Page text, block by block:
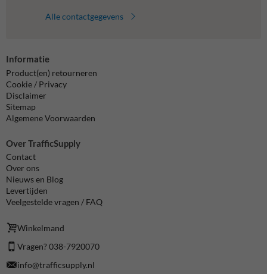
Alle contactgegevens
Informatie
Product(en) retourneren
Cookie / Privacy
Disclaimer
Sitemap
Algemene Voorwaarden
Over TrafficSupply
Contact
Over ons
Nieuws en Blog
Levertijden
Veelgestelde vragen / FAQ
Winkelmand
Vragen? 038-7920070
info@trafficsupply.nl